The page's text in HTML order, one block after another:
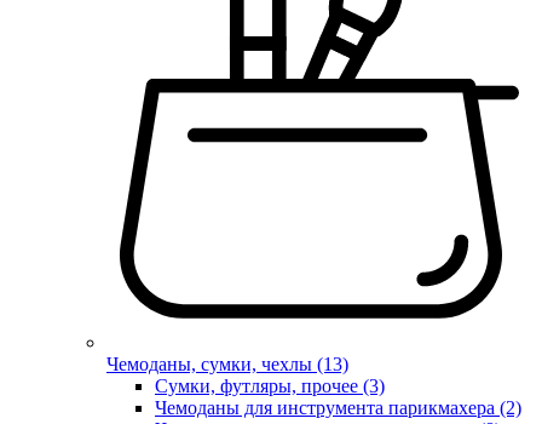
Чемоданы, сумки, чехлы (13)
Сумки, футляры, прочее (3)
Чемоданы для инструмента парикмахера (2)